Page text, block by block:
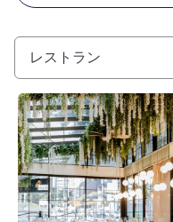
レストラン
詳細を表示